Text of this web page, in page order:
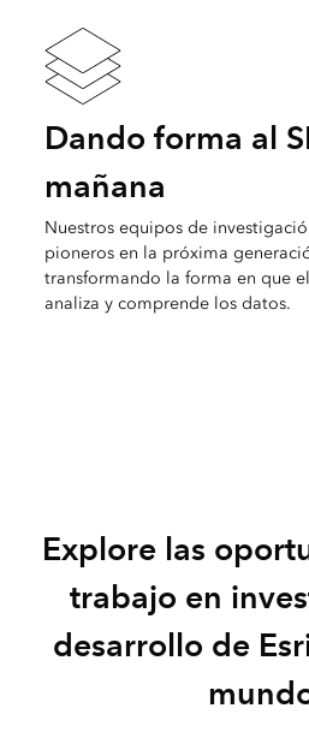
Dando forma al
mañana
Nuestros equipos de
pioneros en la próxima
transformando la forma en que
analiza y comprende los datos.
Explore las
trabajo en
desarrollo de